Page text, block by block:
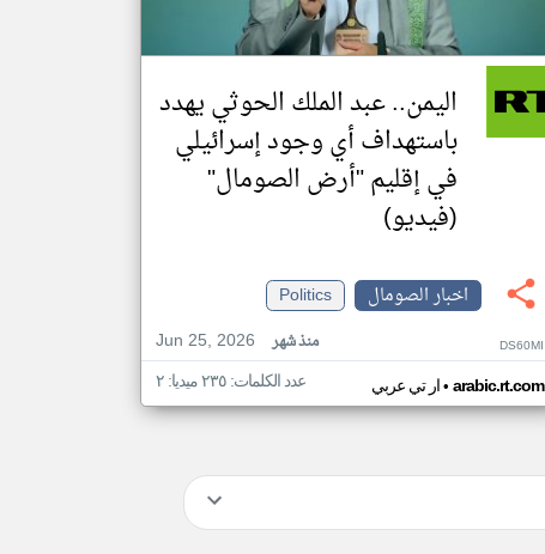
اليمن.. عبد الملك الحوثي يهدد
باستهداف أي وجود إسرائيلي
في إقليم "أرض الصومال"
(فيديو)
اخبار الصومال
Politics
Jun 25, 2026
منذ شهر DS60MI
ار تي عربي• arabic.rt.com عدد الكلمات: ٢٣٥ ميديا: ٢